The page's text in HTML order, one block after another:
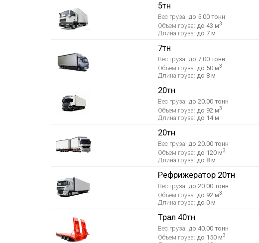
5тн
Вес груза: до 5.00 тонн
Объем груза: до 43 м3
Длина груза: до 7 м
7тн
Вес груза: до 7.00 тонн
Объем груза: до 50 м3
Длина груза: до 8 м
20тн
Вес груза: до 20.00 тонн
Объем груза: до 92 м3
Длина груза: до 14 м
20тн
Вес груза: до 20.00 тонн
Объем груза: до 120 м3
Длина груза: до 8 м
Рефрижератор 20тн
Вес груза: до 20.00 тонн
Объем груза: до 92 м3
Длина груза: до 0 м
Трал 40тн
Вес груза: до 40.00 тонн
Объем груза: до 150 м3